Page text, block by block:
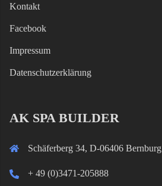
Kontakt
Facebook
Impressum
Datenschutzerklärung
AK SPA BUILDER
Schäferberg 34, D-06406 Bernburg
+ 49 (0)3471-205888